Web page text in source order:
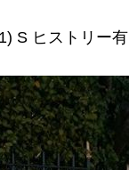
S ヒストリー有